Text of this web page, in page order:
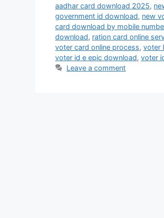
aadhar card download 2025,
government id download, new
card download by mobile
download, ration card online
voter card online process, voter
voter id e epic download, voter
Leave a comment